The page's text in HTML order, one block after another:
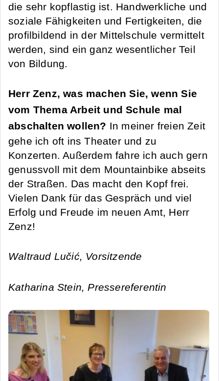
die sehr kopflastig ist. Handwerkliche und
soziale Fähigkeiten und Fertigkeiten, die
profilbildend in der Mittelschule vermittelt
werden, sind ein ganz wesentlicher Teil
von Bildung.
Herr Zenz, was machen Sie, wenn Sie
vom Thema Arbeit und Schule mal
abschalten wollen? In meiner freien Zeit
gehe ich oft ins Theater und zu
Konzerten. Außerdem fahre ich auch gern
genussvoll mit dem Mountainbike abseits
der Straßen. Das macht den Kopf frei.
Vielen Dank für das Gespräch und viel
Erfolg und Freude im neuen Amt, Herr
Zenz!
Waltraud Lučić, Vorsitzende
Katharina Stein, Pressereferentin